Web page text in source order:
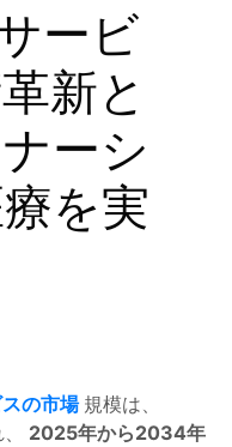
ービ
新と
ーシ
を実
の市場 規模は、
2025年から2034年